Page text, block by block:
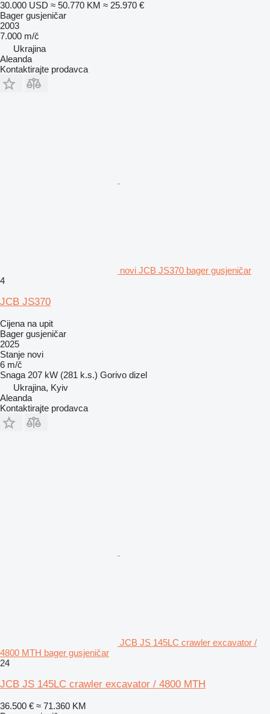
30.000 USD ≈ 50.770 KM ≈ 25.970 €
Bager gusjeničar
2003
7.000 m/č
Ukrajina
Aleanda
Kontaktirajte prodavca
novi JCB JS370 bager gusjeničar
4
JCB JS370
Cijena na upit
Bager gusjeničar
2025
Stanje novi
6 m/č
Snaga 207 kW (281 k.s.) Gorivo dizel
Ukrajina, Kyiv
Aleanda
Kontaktirajte prodavca
JCB JS 145LC crawler excavator /
4800 MTH bager gusjeničar
24
JCB JS 145LC crawler excavator / 4800 MTH
36.500 € ≈ 71.360 KM